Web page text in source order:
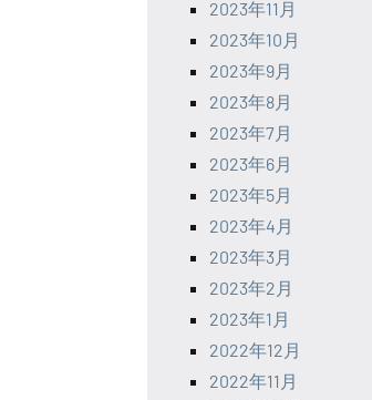
2023年11月
2023年10月
2023年9月
2023年8月
2023年7月
2023年6月
2023年5月
2023年4月
2023年3月
2023年2月
2023年1月
2022年12月
2022年11月